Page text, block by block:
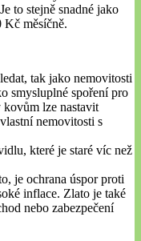
to stejně snadné jako
Kč měsíčně.
tak jako nemovitosti
smysluplné spoření pro
lze nastavit
nemovitosti s
které je staré víc než
je ochrana úspor proti
inflace. Zlato je také
nebo zabezpečení